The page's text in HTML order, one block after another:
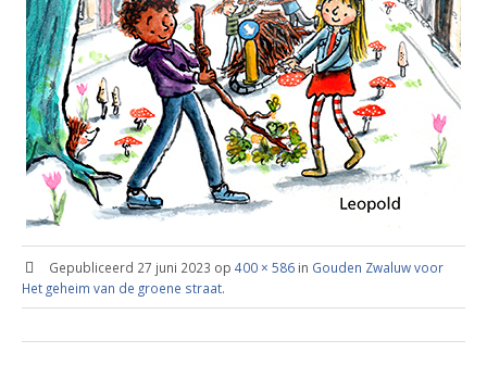
Gepubliceerd 27 juni 2023 op 400 × 586in Gouden Zwaluw voor
Het geheim van de groene straat.